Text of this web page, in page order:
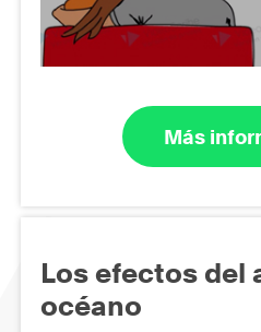
Más
Los efectos del
océano